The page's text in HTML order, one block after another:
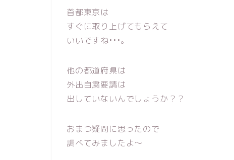
首都東京は
すぐに取り上げてもらえて
いいですね•••。
他の都道府県は
外出自粛要請は
出していないんでしょうか？？
おまつ疑問に思ったので
調べてみましたよ〜